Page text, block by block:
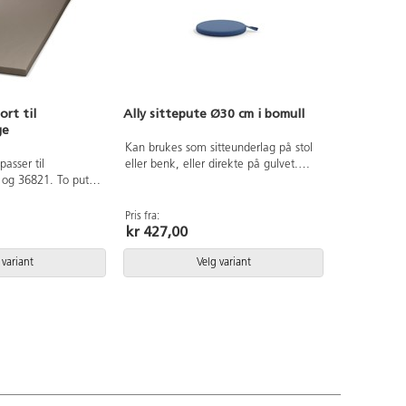
til
til
36821. To puter
kledd
polyuretan,
14% bomull.
Sitteunderlaget
fuktig klut. Mål:
variant
Ally sittepute Ø30 cm i bomull
Kan brukes som sitteunderlag på stol
eller benk, eller direkte på gulvet.
den ikke er i bruk. Avtagbart
ytterstoff i 100% bomull, fylt med
kaldskum. Ytterstoffet kan vaskes i
60°, ikke tørketrommel. Ø30 cm,
høyde 4 cm.
Pris fra:
kr 427,00
Velg variant